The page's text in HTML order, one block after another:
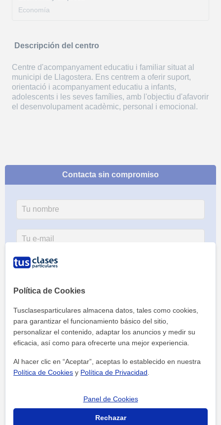
Economía
Descripción del centro
Centre d'acompanyament educatiu i familiar situat al
municipi de Llagostera. Ens centrem a oferir suport,
orientació i acompanyament educatiu a infants,
adolescents i les seves famílies, amb l'objectiu d'afavorir
el desenvolupament acadèmic, personal i emocional.
Contacta sin compromiso
Llamar
Política de Cookies
Tusclasesparticulares almacena datos, tales como cookies,
para garantizar el funcionamiento básico del sitio,
personalizar el contenido, adaptar los anuncios y medir su
eficacia, así como para ofrecerte una mejor experiencia.
Al hacer clic en “Aceptar”, aceptas lo establecido en nuestra
Política de Cookies y Política de Privacidad
Panel de Cookies
Rechazar